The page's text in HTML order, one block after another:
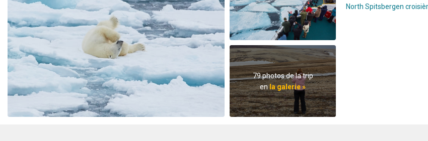
79 photos de la trip
enla galerie »
North Spitsbergen